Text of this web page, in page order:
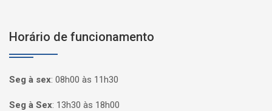
Horário de funcionamento
Seg à sex: 08h00 às 11h30
Seg à Sex: 13h30 às 18h00